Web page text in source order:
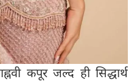
कपूर जल्द ही सिद्धार्थ